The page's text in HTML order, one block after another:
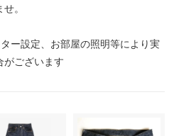
。
ー設定、お部屋の照明等により実
がございます